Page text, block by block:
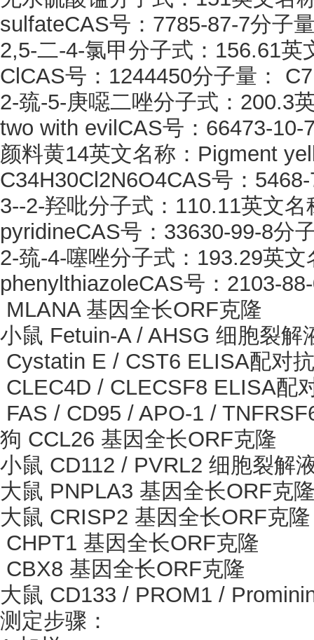
sulfateCAS号：7785-87-7分子
2,5-二-4-氯甲分子式：156.61
ClCAS号：1244450分子量：
2-巯-5-庚噁二唑分子式：200.3
two with evilCAS号：66473-10-
颜料黄14英文名称：Pigment
C34H30Cl2N6O4CAS号：
3--2-羟吡分子式：110.11英文
pyridineCAS号：33630-99-8分
2-巯-4-噻唑分子式：193.29英
phenylthiazoleCAS号：2103-
MLANA 基因全长ORF克隆
小鼠 Fetuin-A / AHSG 细胞裂解
Cystatin E / CST6 ELISA配对
CLEC4D / CLECSF8 ELISA配
FAS / CD95 / APO-1 /
狗 CCL26 基因全长ORF克隆
小鼠 CD112 / PVRL2 细胞裂解
大鼠 PNPLA3 基因全长ORF克
大鼠 CRISP2 基因全长ORF克隆
CHPT1 基因全长ORF克隆
CBX8 基因全长ORF克隆
大鼠 CD133 / PROM1 /
测定步骤：